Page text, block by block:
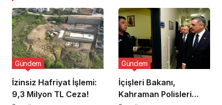
İzinsiz Hafriyat İşlemi:
9,3 Milyon TL Ceza!
Gündem
İçişleri Bakanı,
Kahraman Polisleri
Gündem